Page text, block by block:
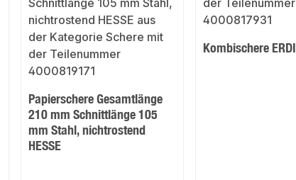
Papierschere Gesamtlänge
210 mm Schnittlänge 105
mm Stahl, nichtrostend
HESSE
Kombischere ERDI